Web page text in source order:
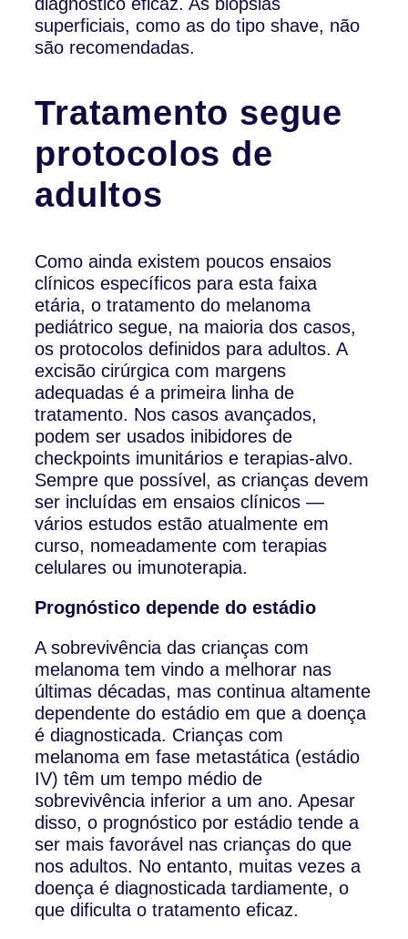
superficiais, como as do tipo shave, não
são recomendadas.
Tratamento segue
protocolos de
adultos
Como ainda existem poucos ensaios
clínicos específicos para esta faixa
etária, o tratamento do melanoma
pediátrico segue, na maioria dos casos,
os protocolos definidos para adultos. A
excisão cirúrgica com margens
adequadas é a primeira linha de
tratamento. Nos casos avançados,
podem ser usados inibidores de
checkpoints imunitários e terapias-alvo.
Sempre que possível, as crianças devem
ser incluídas em ensaios clínicos —
vários estudos estão atualmente em
curso, nomeadamente com terapias
celulares ou imunoterapia.
Prognóstico depende do estádio
A sobrevivência das crianças com
melanoma tem vindo a melhorar nas
últimas décadas, mas continua altamente
dependente do estádio em que a doença
é diagnosticada. Crianças com
melanoma em fase metastática (estádio
IV) têm um tempo médio de
sobrevivência inferior a um ano. Apesar
disso, o prognóstico por estádio tende a
ser mais favorável nas crianças do que
nos adultos. No entanto, muitas vezes a
doença é diagnosticada tardiamente, o
que dificulta o tratamento eficaz.